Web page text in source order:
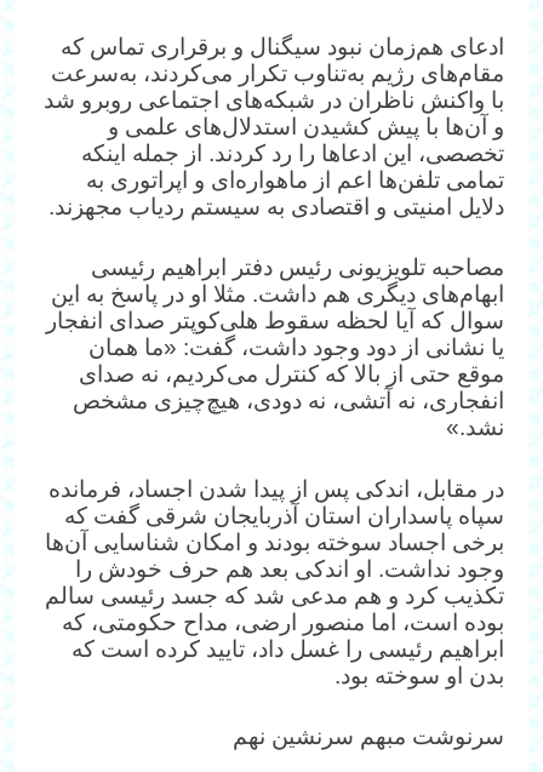
ادعای هم‌زمان نبود سیگنال و برقراری تماس که
مقام‌های رژیم به‌تناوب تکرار می‌کردند، به‌سرعت
با واکنش ناظران در شبکه‌های اجتماعی روبرو شد
و آن‌ها با پیش‌ کشیدن استدلال‌های علمی و
تخصصی، این ادعاها را رد کردند. از جمله اینکه
تمامی تلفن‌ها اعم از ماهواره‌ای و اپراتوری به
دلایل امنیتی و اقتصادی به سیستم ردیاب مجهزند.
مصاحبه تلویزیونی رئیس دفتر ابراهیم رئیسی
ابهام‌های دیگری هم داشت. مثلا او در پاسخ به این
سوال که آیا لحظه سقوط هلی‌کوپتر صدای انفجار
یا نشانی از دود وجود داشت، گفت: «ما همان
موقع حتی از بالا که کنترل می‌کردیم، نه صدای
انفجاری، نه آتشی، نه دودی، هیچ‌چیزی مشخص
نشد.»
در مقابل، اندکی پس از پیدا شدن اجساد، فرمانده
سپاه پاسداران استان آذربایجان شرقی گفت که
برخی اجساد سوخته بودند و امکان شناسایی آن‌ها
وجود نداشت. او اندکی بعد هم حرف خودش را
تکذیب کرد و هم مدعی شد که جسد رئیسی سالم
بوده است، اما منصور ارضی، مداح حکومتی، که
ابراهیم رئیسی را غسل داد، تایید کرده است که
بدن او سوخته بود.
سرنوشت مبهم سرنشین نهم